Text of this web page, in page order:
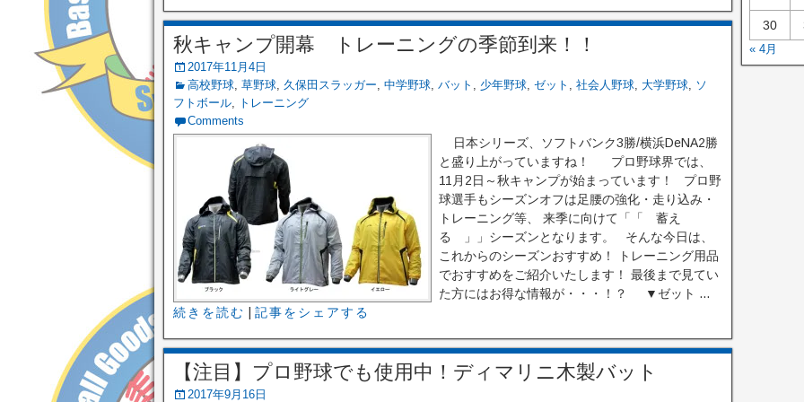
秋キャンプ開幕 トレーニングの季節到来！！
2017年11月4日
高校野球, 草野球, 久保田スラッガー, 中学野球, バット , 少年野球, ゼット , 社会人野球, 大学野球, ソ
フトボール, トレーニング
Comments
日本シリーズ、ソフトバンク3勝/横浜DeNA2勝
と盛り上がっていますね！ プロ野球界では、
11月2日～秋キャンプが始まっています！ プロ野
球選手もシーズンオフは足腰の強化・走り込み・
トレーニング等、 来季に向けて「「 蓄え
る 」」シーズンとなります。 そんな今日は、
これからのシーズンおすすめ！ トレーニング用品
でおすすめをご紹介いたします！ 最後まで見てい
た方にはお得な情報が・・・！？ ▼ゼット ...
続きを読む
記事をシェアする
【注目】プロ野球でも使用中！ディマリニ木製バット
2017年9月16日
30
« 4月